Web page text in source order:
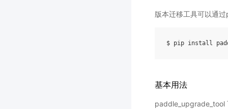
版本迁移工具可以通
基本用法
paddle_upgrade_tool